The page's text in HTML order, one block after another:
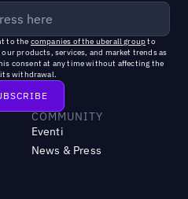
to the companies of the uberall groupto
products, services, and market trends as
consent at any time without affecting the
its withdrawal.
COMMUNITY
Eventi
News & Press